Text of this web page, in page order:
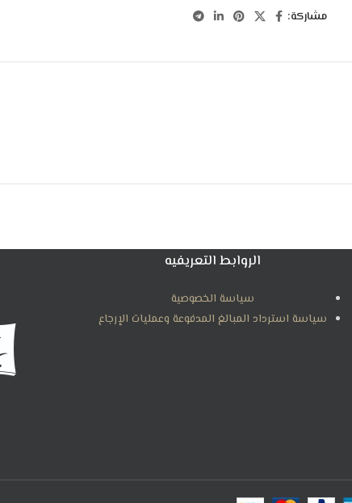
كاشف تهريب وتسريب الفريون
الابعاد : 22 * 101 * 31.5 سم
مشاركة:
الروابط التعريفيه
سياسة الخصوصية
سياسة استرداد المبالغ المدفوعة وعمليات الإرجاع